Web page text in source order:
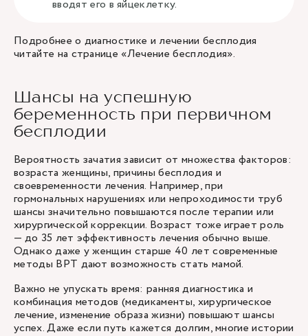
вводят его в яйцеклетку.
Подробнее о диагностике и лечении бесплодия
читайте на странице «Лечение бесплодия».
Шансы на успешную
беременность при первичном
бесплодии
Вероятность зачатия зависит от множества факторов:
возраста женщины, причины бесплодия и
своевременности лечения. Например, при
гормональных нарушениях или непроходимости труб
шансы значительно повышаются после терапии или
хирургической коррекции. Возраст тоже играет роль
— до 35 лет эффективность лечения обычно выше.
Однако даже у женщин старше 40 лет современные
методы ВРТ дают возможность стать мамой.
Важно не упускать время: ранняя диагностика и
комбинация методов (медикаменты, хирургическое
лечение, изменение образа жизни) повышают шансы
успех. Даже если путь кажется долгим, многие истории